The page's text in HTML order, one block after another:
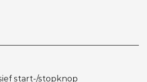
start-/stopknop